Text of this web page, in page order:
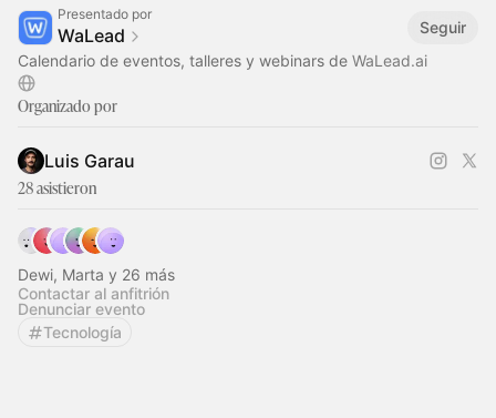
Presentado por
WaLead
Seguir
Calendario de eventos, talleres y webinars de WaLead.ai
Organizado por
Luis Garau
28 asistieron
Dewi, Marta y 26 más
Contactar al anfitrión
Denunciar evento
Tecnología